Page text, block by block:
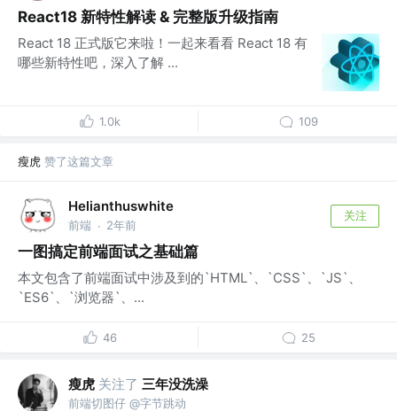
React18 新特性解读 & 完整版升级指南
React 18 正式版它来啦！一起来看看 React 18 有
哪些新特性吧，深入了解 ...
1.0k 109
瘦虎 赞了这篇文章
Helianthuswhite
前端 · 2年前
关注
一图搞定前端面试之基础篇
本文包含了前端面试中涉及到的`HTML`、`CSS`、`JS`、
`ES6`、`浏览器`、...
46 25
瘦虎 关注了 三年没洗澡
前端切图仔 @字节跳动